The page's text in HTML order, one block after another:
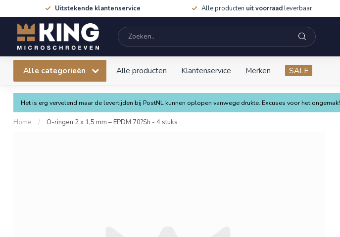
Uitstekende klantenservice Alle producten uit voorraadleverbaar
Alle categorieën Alle producten Klantenservice Merken SALE
Het is erg vervelend maar de levertijden bij PostNL kunnen oplopen vanwege drukte. Excuses voor het ongemak!
Home / O-ringen 2 x 1,5 mm – EPDM 70?Sh - 4 stuks